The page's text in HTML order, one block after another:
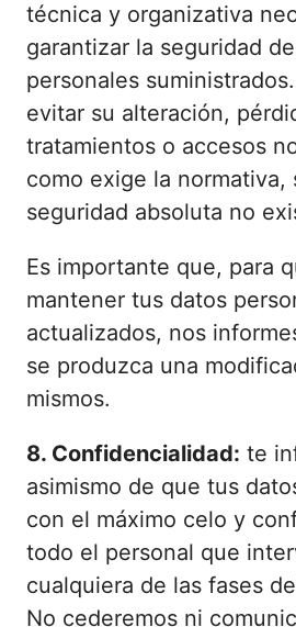
técnica y organizativa
garantizar la seguridad
personales
evitar su alteración,
tratamientos o accesos
como exige la normativa,
seguridad absoluta no
Es importante que, para
mantener tus datos
actualizados, nos
se produzca una
mismos.
8. Confidencialidad: te
asimismo de que tus
con el máximo celo y
todo el personal que
cualquiera de las fases
No cederemos ni